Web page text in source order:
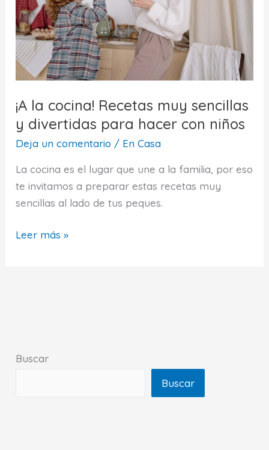
¡A la cocina! Recetas muy sencillas
y divertidas para hacer con niños
Deja un comentario / En Casa
La cocina es el lugar que une a la familia, por eso
te invitamos a preparar estas recetas muy
sencillas al lado de tus peques.
¡A
Leer más »
Buscar
Buscar